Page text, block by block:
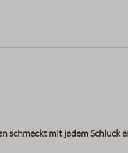
mit jedem Schluck